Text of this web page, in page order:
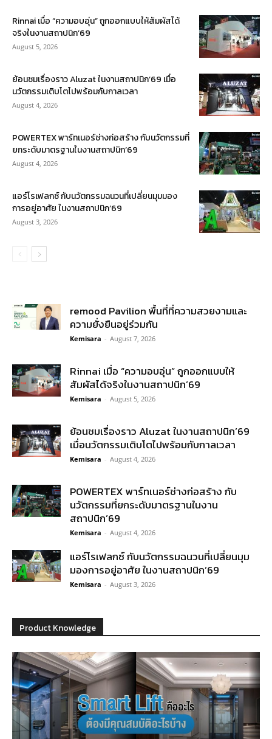
Rinnai เมื่อ “ความอบอุ่น” ถูกออกแบบให้สัมผัสได้
จริงในงานสถาปนิก’69
August 5, 2026
ย้อนชมเรื่องราว Aluzat ในงานสถาปนิก’69 เมื่อ
นวัตกรรมเติบโตไปพร้อมกับกาลเวลา
August 4, 2026
POWERTEX พาร์ทเนอร์ช่างก่อสร้าง กับนวัตกรรมที่
ยกระดับมาตรฐานในงานสถาปนิก’69
August 4, 2026
แอร์โรเฟลกซ์ กับนวัตกรรมฉนวนที่เปลี่ยนมุมมอง
การอยู่อาศัย ในงานสถาปนิก’69
August 3, 2026
remood Pavilion พื้นที่ที่ความสวยงามและ
ความยั่งยืนอยู่ร่วมกัน
Kemisara - August 7, 2026
Rinnai เมื่อ “ความอบอุ่น” ถูกออกแบบให้
สัมผัสได้จริงในงานสถาปนิก’69
Kemisara - August 5, 2026
ย้อนชมเรื่องราว Aluzat ในงานสถาปนิก’69
เมื่อนวัตกรรมเติบโตไปพร้อมกับกาลเวลา
Kemisara - August 4, 2026
POWERTEX พาร์ทเนอร์ช่างก่อสร้าง กับ
นวัตกรรมที่ยกระดับมาตรฐานในงาน
สถาปนิก’69
Kemisara - August 4, 2026
แอร์โรเฟลกซ์ กับนวัตกรรมฉนวนที่เปลี่ยนมุม
มองการอยู่อาศัย ในงานสถาปนิก’69
Kemisara - August 3, 2026
Product Knowledge